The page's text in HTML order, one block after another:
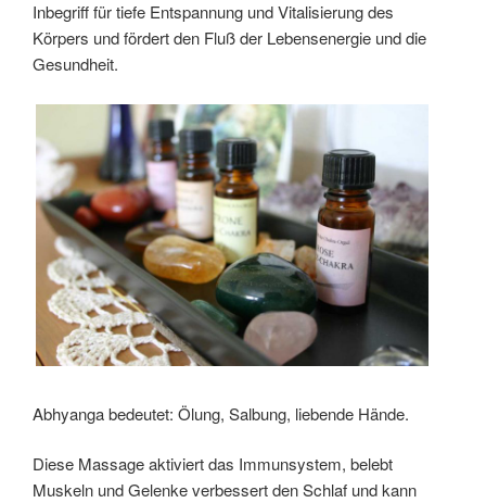
Inbegriff für tiefe Entspannung und Vitalisierung des
Körpers und fördert den Fluß der Lebensenergie und die
Gesundheit.
Abhyanga bedeutet: Ölung, Salbung, liebende Hände.
Diese Massage aktiviert das Immunsystem, belebt
Muskeln und Gelenke verbessert den Schlaf und kann